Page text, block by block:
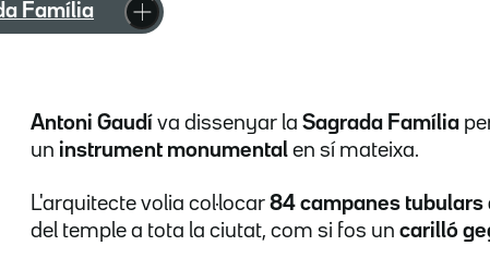
Família
Antoni Gaudí va dissenyar la Sagrada Família
un instrument monumental en sí mateixa.
L'arquitecte volia col·locar 84 campanes tubulars
del temple a tota la ciutat, com si fos un carilló